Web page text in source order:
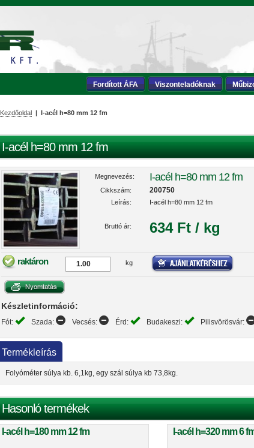
Fordított ÁFA Viszonteladóknak
Kezdőoldal | I-acél h=80 mm 12 fm
I-acél h=80 mm 12 fm
Megnevezés: I-acél h=80 mm 12 fm
Cikkszám: 200750
Leírás: I-acél h=80 mm 12 fm
Bruttó ár: 634 Ft / kg
raktáron kg
Készletinformáció:
Fót: Szada: Vecsés: Érd: Budakeszi: Pilisvörösvár:
Termékleírás
Folyóméter súlya kb. 6,1kg, egy szál súlya kb 73,8kg.
Hasonló termékek
I-acél h=180 mm 12 fm I-acél h=320 mm 6